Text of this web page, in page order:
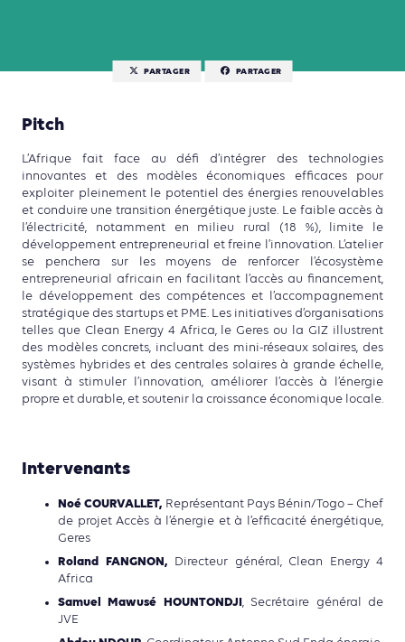
PARTAGER PARTAGER
Pitch
L’Afrique fait face au défi d’intégrer des technologies
innovantes et des modèles économiques efficaces pour
exploiter pleinement le potentiel des énergies renouvelables
et conduire une transition énergétique juste. Le faible accès à
l’électricité, notamment en milieu rural (18 %), limite le
développement entrepreneurial et freine l’innovation. L’atelier
se penchera sur les moyens de renforcer l’écosystème
entrepreneurial africain en facilitant l’accès au financement,
le développement des compétences et l’accompagnement
stratégique des startups et PME. Les initiatives d’organisations
telles que Clean Energy 4 Africa, le Geres ou la GIZ illustrent
des modèles concrets, incluant des mini-réseaux solaires, des
systèmes hybrides et des centrales solaires à grande échelle,
visant à stimuler l’innovation, améliorer l’accès à l’énergie
propre et durable, et soutenir la croissance économique locale.
Intervenants
Noé COURVALLET, Représentant Pays Bénin/Togo – Chef
de projet Accès à l’énergie et à l’efficacité énergétique,
Geres
Roland FANGNON,
Directeur général, Clean Energy 4
Africa
Samuel Mawusé HOUNTONDJI, Secrétaire général de
JVE